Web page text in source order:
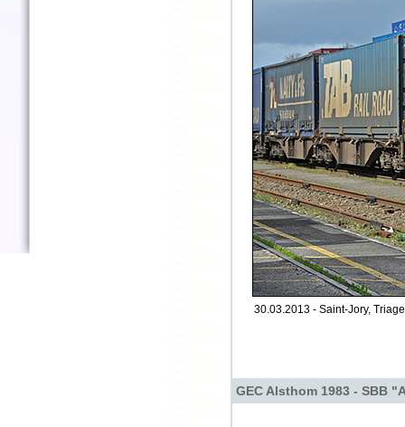
30.03.2013 - Saint-Jory,
GEC Alsthom 1983 - SBB